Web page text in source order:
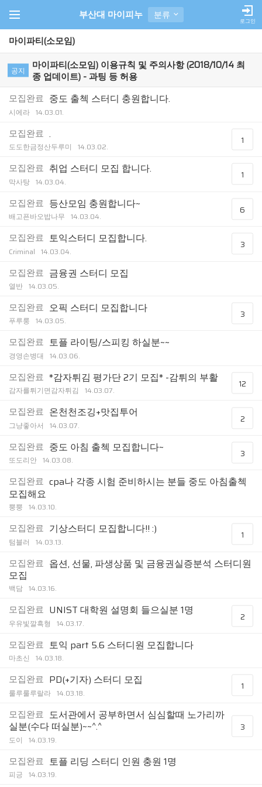
부산대 마이피누 분류 로그인
마이파티(소모임)
공지
마이파티(소모임) 이용규칙 및 주의사항 (2018/10/14 최
종 업데이트) - 과팅 등 허용
모집완료 중도 출첵 스터디 충원합니다.
시에라 14.03.01.
모집완료 .
도도한금정산두루미 14.03.02.
1
모집완료 취업 스터디 모집 합니다.
막사탕 14.03.04.
1
모집완료 등산모임 충원합니다~
배고픈바오밥나무 14.03.04.
6
모집완료 토익스터디 모집합니다.
Criminal 14.03.04.
3
모집완료 금융권 스터디 모집
열반 14.03.05.
모집완료 오픽 스터디 모집합니다
푸루룽 14.03.05.
3
모집완료 토플 라이팅/스피킹 하실분~~
경영손병대 14.03.06.
모집완료 *감자튀김 평가단 2기 모집* -감튀의 부활
감자를튀기면감자튀김 14.03.07.
12
모집완료 온천천조깅+맛집투어
그냥좋아서 14.03.07.
2
모집완료 중도 아침 출첵 모집합니다~
또도리안 14.03.08.
3
모집완료 cpa나 각종 시험 준비하시는 분들 중도 아침출첵
모집해요
뿡뿡 14.03.10.
모집완료 기상스터디 모집합니다!! :)
텀블러 14.03.13.
1
모집완료 옵션, 선물, 파생상품 및 금융권실증분석 스터디원
모집
백담 14.03.16.
모집완료 UNIST 대학원 설명회 들으실분 1명
우유빛깔흑형 14.03.17.
2
모집완료 토익 part 5.6 스터디원 모집합니다
마초신 14.03.18.
모집완료 PD(+기자) 스터디 모집
룰루룰루랄라 14.03.18.
1
모집완료 도서관에서 공부하면서 심심할때 노가리까
실분(수다 떠실분)~~^.^
도이 14.03.19.
3
모집완료 토플 리딩 스터디 인원 충원 1명
피긍 14.03.19.